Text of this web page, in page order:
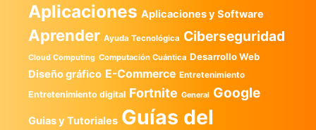
Aplicaciones Aplicaciones y Software
Aprender Ayuda Tecnológica Ciberseguridad
Cloud Computing Computación Cuántica Desarrollo Web
Diseño gráfico E-Commerce Entretenimiento
Entretenimiento digital Fortnite General Google
Guias y Tutoriales Guías del